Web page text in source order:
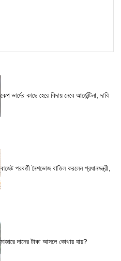
কেপ ভার্দের কাছে হেরে বিদায় নেবে আর্জেন্টিনা, দাবি
বাজেট পরবর্তী নৈশভোজ বাতিল করলেন প্রধানমন্ত্রী,
মাজারে দানের টাকা আসলে কোথায় যায়?